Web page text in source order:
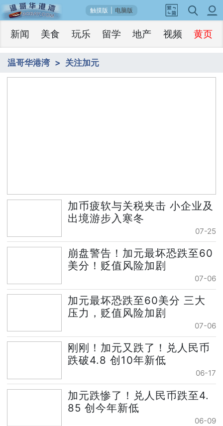
触摸版 电脑版
新闻 美食 玩乐 留学 地产 视频 黄页
温哥华港湾 关注加元
寒冬
加币疲软与关税夹击 小企业及
出境游步入寒冬
07-25
崩盘警告！加元最坏恐跌至60
美分！贬值风险加剧
07-06
加元最坏恐跌至60美分 三大
压力，贬值风险加剧
07-06
刚刚！加元又跌了！兑人民币
跌破4.8 创10年新低
06-17
加元跌惨了！兑人民币跌至4.
85 创今年新低
06-09